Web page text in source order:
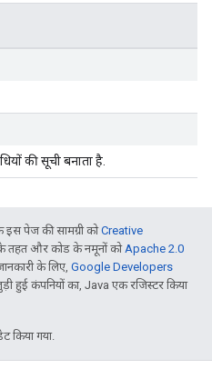
की सूची बनाता है.
पेज की सामग्री कोCreative
तहत और कोड के नमूनों कोApache 2.0
के लिए, Google Developers
कंपनियों का, Java एक रजिस्टर किया
किया गया.